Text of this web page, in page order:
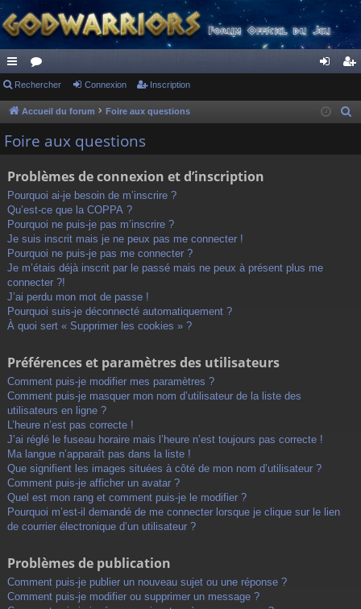
ac
co
ur
s
or
u ne cri
Rechercher Connexion Inscription
Accueil du forum Foire aux questions
Foire aux questions
Problèmes de connexion et d’inscription
Pourquoi ai-je besoin de m’inscrire ?
Qu’est-ce que la COPPA ?
Pourquoi ne puis-je pas m’inscrire ?
Je suis inscrit mais je ne peux pas me connecter !
Pourquoi ne puis-je pas me connecter ?
Je m’étais déjà inscrit par le passé mais ne peux à présent plus me
connecter ?!
J’ai perdu mon mot de passe !
Pourquoi suis-je déconnecté automatiquement ?
À quoi sert « Supprimer les cookies » ?
Préférences et paramètres des utilisateurs
Comment puis-je modifier mes paramètres ?
Comment puis-je masquer mon nom d’utilisateur de la liste des
utilisateurs en ligne ?
L’heure n’est pas correcte !
J’ai réglé le fuseau horaire mais l’heure n’est toujours pas correcte !
Ma langue n’apparaît pas dans la liste !
Que signifient les images situées à côté de mon nom d’utilisateur ?
Comment puis-je afficher un avatar ?
Quel est mon rang et comment puis-je le modifier ?
Pourquoi m’est-il demandé de me connecter lorsque je clique sur le lien
de courrier électronique d’un utilisateur ?
Problèmes de publication
Comment puis-je publier un nouveau sujet ou une réponse ?
Comment puis-je modifier ou supprimer un message ?